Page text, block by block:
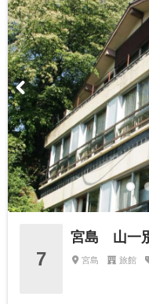
7
宮島 山一
宮島 旅館